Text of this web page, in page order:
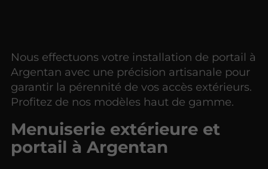
Nous effectuons votre installation de portail à
Argentan avec une précision artisanale pour
garantir la pérennité de vos accès extérieurs.
Profitez de nos modèles haut de gamme.
Menuiserie extérieure et
portail à Argentan